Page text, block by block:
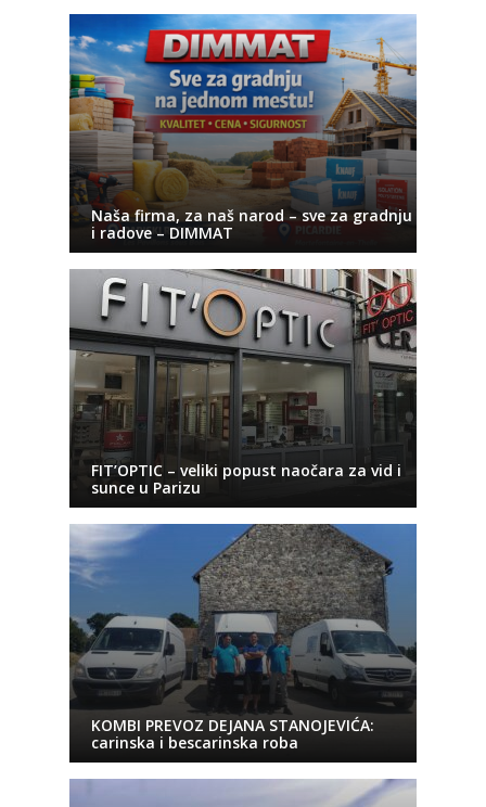
Naša firma, za naš narod – sve za gradnju
i radove – DIMMAT
FIT’OPTIC – veliki popust naočara za vid i
sunce u Parizu
KOMBI PREVOZ DEJANA STANOJEVIĆA:
carinska i bescarinska roba